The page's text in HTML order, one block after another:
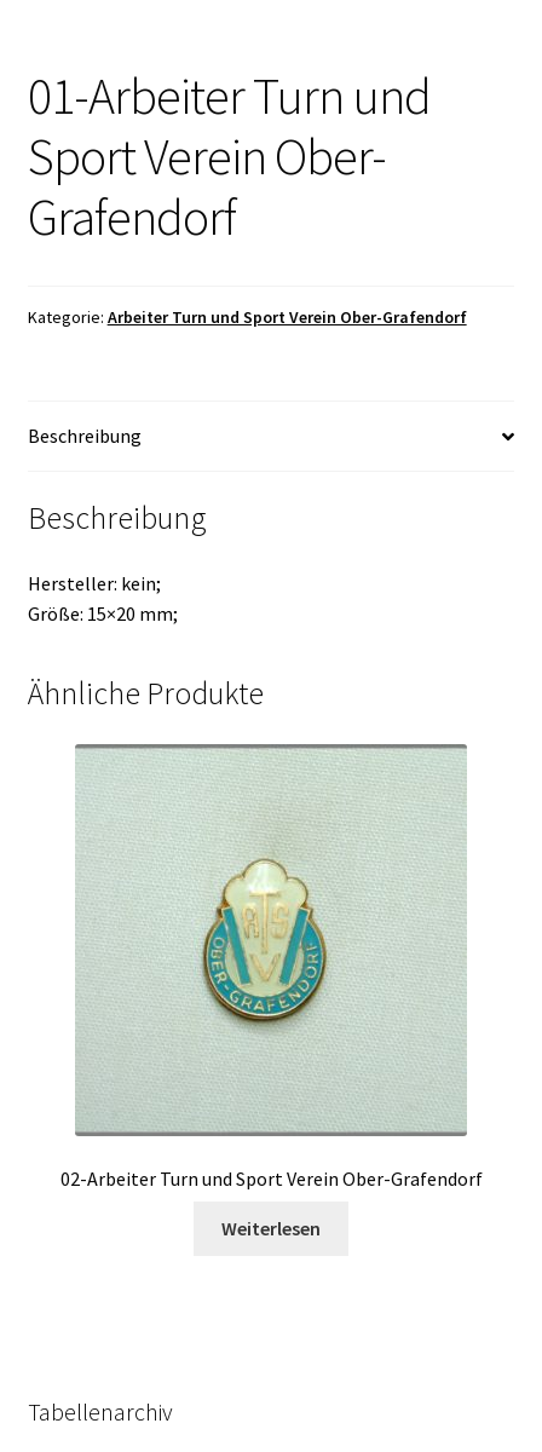
01-Arbeiter Turn und
Sport Verein Ober-
Grafendorf
Kategorie: Arbeiter Turn und Sport Verein Ober-Grafendorf
Beschreibung
Beschreibung
Hersteller: kein;
Größe: 15×20 mm;
Ähnliche Produkte
02-Arbeiter Turn und Sport Verein Ober-Grafendorf
Weiterlesen
Tabellenarchiv